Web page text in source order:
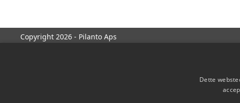
Copyright 2026 - Pilanto Aps
Dette